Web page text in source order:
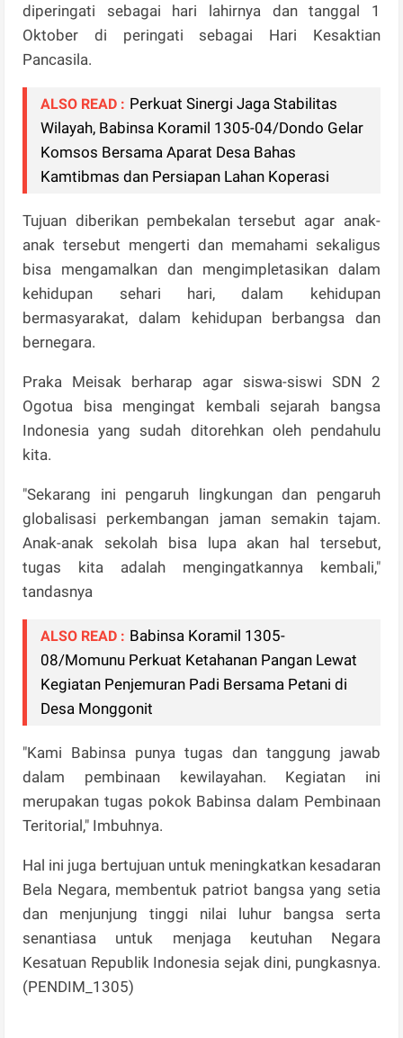
diperingati sebagai hari lahirnya dan tanggal 1
Oktober di peringati sebagai Hari Kesaktian
Pancasila.
ALSO READ : Perkuat Sinergi Jaga Stabilitas
Wilayah, Babinsa Koramil 1305-04/Dondo Gelar
Komsos Bersama Aparat Desa Bahas
Kamtibmas dan Persiapan Lahan Koperasi
Tujuan diberikan pembekalan tersebut agar anak-
anak tersebut mengerti dan memahami sekaligus
bisa mengamalkan dan mengimpletasikan dalam
kehidupan sehari hari, dalam kehidupan
bermasyarakat, dalam kehidupan berbangsa dan
bernegara.
Praka Meisak berharap agar siswa-siswi SDN 2
Ogotua bisa mengingat kembali sejarah bangsa
Indonesia yang sudah ditorehkan oleh pendahulu
kita.
"Sekarang ini pengaruh lingkungan dan pengaruh
globalisasi perkembangan jaman semakin tajam.
Anak-anak sekolah bisa lupa akan hal tersebut,
tugas kita adalah mengingatkannya kembali,"
tandasnya
ALSO READ : Babinsa Koramil 1305-
08/Momunu Perkuat Ketahanan Pangan Lewat
Kegiatan Penjemuran Padi Bersama Petani di
Desa Monggonit
"Kami Babinsa punya tugas dan tanggung jawab
dalam pembinaan kewilayahan. Kegiatan ini
merupakan tugas pokok Babinsa dalam Pembinaan
Teritorial," Imbuhnya.
Hal ini juga bertujuan untuk meningkatkan kesadaran
Bela Negara, membentuk patriot bangsa yang setia
dan menjunjung tinggi nilai luhur bangsa serta
senantiasa untuk menjaga keutuhan Negara
Kesatuan Republik Indonesia sejak dini, pungkasnya.
(PENDIM_1305)